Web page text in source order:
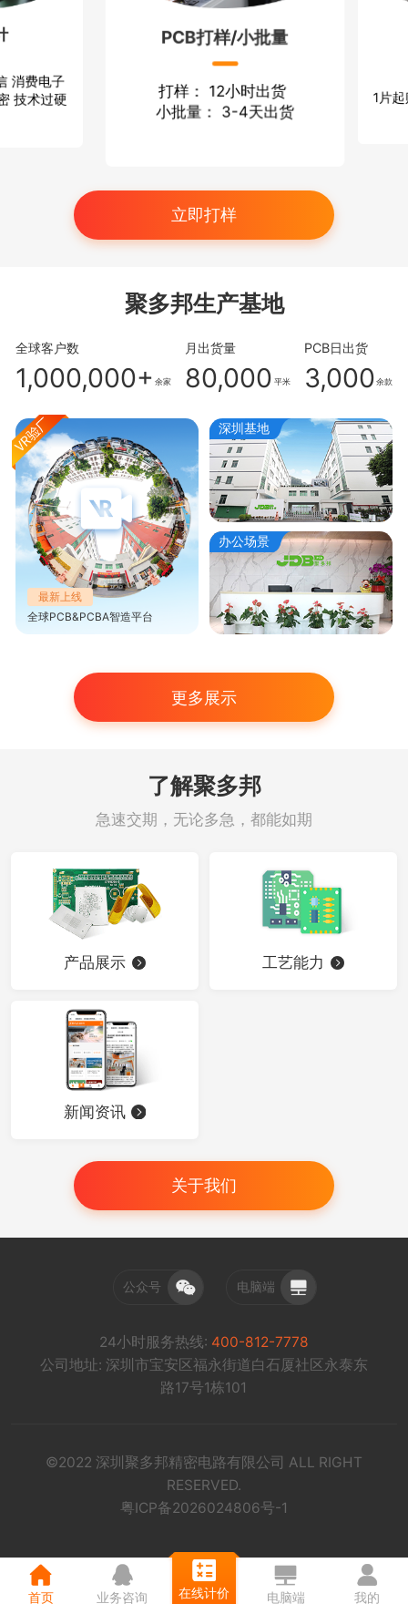
费电子
术过硬
PCB打样/小批量
打样： 12小时出货
小批量： 3-4天出货
1片起
立即打样
聚多邦生产基地
全球客户数
1,000,000+ 余家
月出货量
80,000 平米
PCB日出货
3,000 余款
最新上线
全球PCB&PCBA智造平台
深圳基地
办公场景
更多展示
了解聚多邦
急速交期，无论多急，都能如期
产品展示 工艺能力
新闻资讯
关于我们
公众号 电脑端
24小时服务热线: 400-812-7778
公司地址: 深圳市宝安区福永街道白石厦社区永泰东
路17号1栋101
©2022 深圳聚多邦精密电路有限公司 ALL RIGHT
RESERVED.
粤ICP备2026024806号-1
首页 业务咨询 在线计价 电脑端 我的